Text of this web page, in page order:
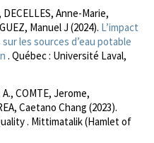
Anne-Marie,
Manuel J (2024). L’impact
les sources d’eau potable
. Québec : Université Laval,
COMTE, Jerome,
Caetano Chang (2023).
. Mittimatalik (Hamlet of